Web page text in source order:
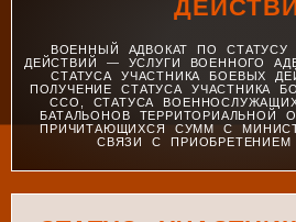
ВОЕННЫЙ АДВОКАТ ПО СТАТУСУ
ДЕЙСТВИЙ — УСЛУГИ ВОЕННОГО
СТАТУСА УЧАСТНИКА БОЕВЫХ
ПОЛУЧЕНИЕ СТАТУСА УЧАСТНИКА
ССО, СТАТУСА
БАТАЛЬОНОВ ТЕРРИТОРИАЛЬНОЙ
ПРИЧИТАЮЩИХСЯ СУММ С
СВЯЗИ С ПРИОБРЕТЕНИЕМ